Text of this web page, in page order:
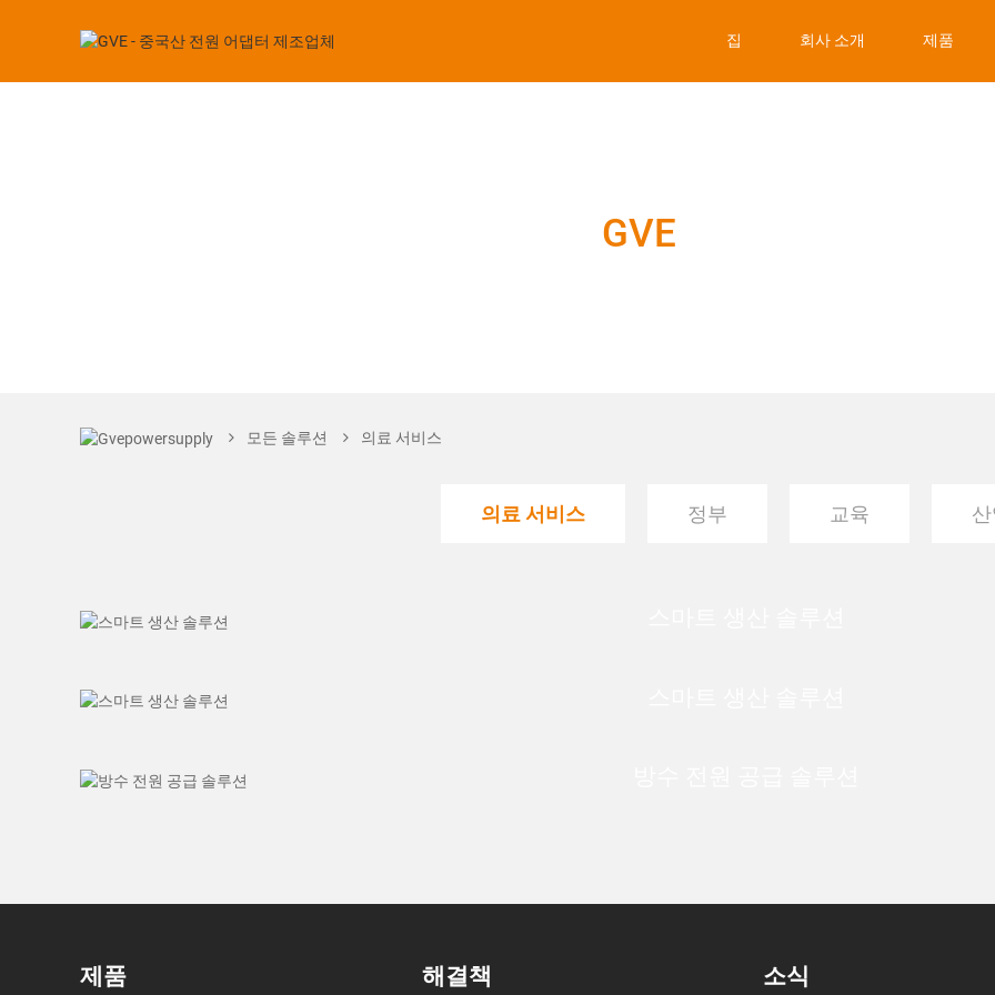
집 회사 소개 제품
GVE
모든 솔루션 의료 서비스
의료 서비스 정부 교육 산
제품 해결책 소식